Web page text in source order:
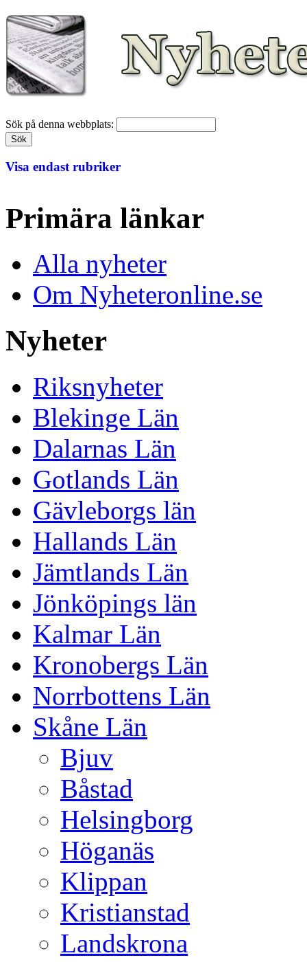
Sök på denna webbplats:
Visa endast rubriker
Primära länkar
Alla nyheter
Om Nyheteronline.se
Nyheter
Riksnyheter
Blekinge Län
Dalarnas Län
Gotlands Län
Gävleborgs län
Hallands Län
Jämtlands Län
Jönköpings län
Kalmar Län
Kronobergs Län
Norrbottens Län
Skåne Län
Bjuv
Båstad
Helsingborg
Höganäs
Klippan
Kristianstad
Landskrona